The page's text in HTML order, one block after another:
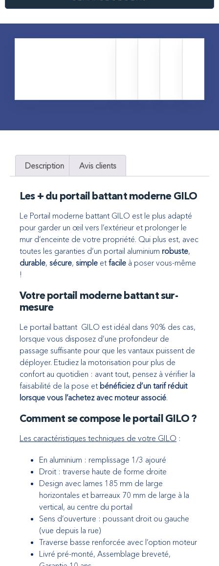
Description Avis clients
Les + du portail battant moderne GILO
Le Portail moderne battant GILO est le plus adapté
pour garder un œil vers l’extérieur et prolonger le
mur d’enceinte de votre propriété. Qui plus est, avec
toutes les garanties d’un portail aluminium robuste,
durable, sécure, simple et facile à poser vous-même
!
Votre portail moderne battant sur-
mesure
Le portail battant GILO est idéal dans 90% des cas,
lorsque vous disposez d’une profondeur de
passage suffisante pour que les vantaux puissent de
déployer. Etudiez la motorisation pour plus de
confort au quotidien : avant tout, pensez à vérifier la
faisabilité de la pose et bénéficiez d’un tarif réduit
lorsque vous l’achetez avec moteur associé.
Comment se compose le portail GILO ?
Les caractéristiques techniques de votre GILO :
En aluminium : remplissage 1/3 ajouré
Droit : traverse haute de forme droite
Design avec lames 185 mm de large
horizontales et barreaux 70 mm de large à la
vertical, au centre du portail
Sens d’ouverture : poussant droit ou gauche
(vue depuis la rue)
Traverse basse renforcée avec l’option moteur
Livré pré-monté, Assemblage breveté,